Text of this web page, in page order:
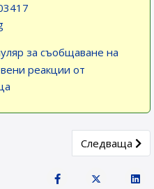
за съобщаване на
реакции от
Next article:
Следваща